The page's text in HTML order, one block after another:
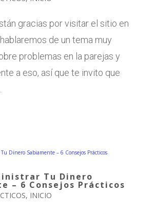
gracias por visitar el sitio en
de un tema muy
problemas en la parejas y
a eso, así que te invito que
Tu Dinero
– 6 Consejos Prácticos
, INICIO